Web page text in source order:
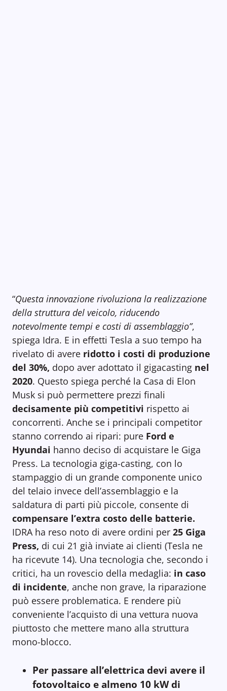
“Questa innovazione rivoluziona la realizzazione
della struttura del veicolo, riducendo
notevolmente tempi e costi di assemblaggio”,
spiega Idra. E in effetti Tesla a suo tempo ha
rivelato di avere ridotto i costi di produzione
del 30%, dopo aver adottato il gigacasting nel
2020. Questo spiega perché la Casa di Elon
Musk si può permettere prezzi finali
decisamente più competitivi rispetto ai
concorrenti. Anche se i principali competitor
stanno correndo ai ripari: pure Ford e
Hyundai hanno deciso di acquistare le Giga
Press. La tecnologia giga-casting, con lo
stampaggio di un grande componente unico
del telaio invece dell’assemblaggio e la
saldatura di parti più piccole, consente di
compensare l’extra costo delle batterie.
IDRA ha reso noto di avere ordini per 25 Giga
Press, di cui 21 già inviate ai clienti (Tesla ne
ha ricevute 14). Una tecnologia che, secondo i
critici, ha un rovescio della medaglia: in caso
di incidente, anche non grave, la riparazione
può essere problematica. E rendere più
conveniente l’acquisto di una vettura nuova
piuttosto che mettere mano alla struttura
mono-blocco.
Per passare all’elettrica devi avere il
fotovoltaico e almeno 10 kW di